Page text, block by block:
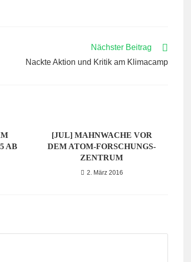
Nächster Beitrag
Nackte Aktion und Kritik am Klimacamp
AB
[JUL] MAHNWACHE VOR
DEM ATOM-FORSCHUNGS-
ZENTRUM
2. März 2016